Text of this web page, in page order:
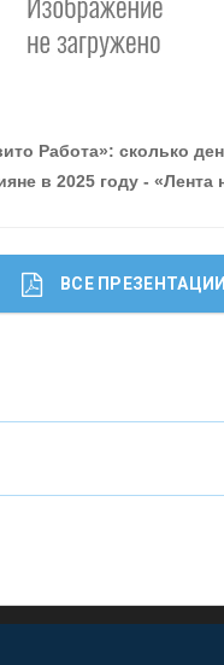
Работа»: сколько
в 2025 году - «Лента
ВСЕ ПРЕЗЕНТАЦИИ